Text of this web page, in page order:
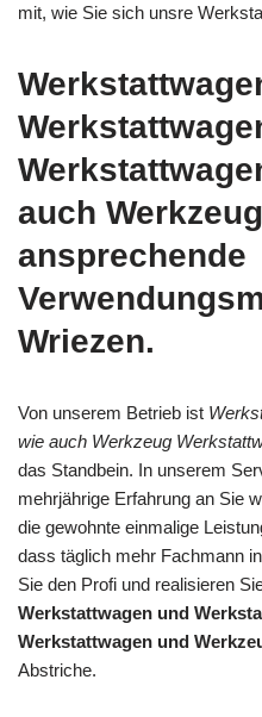
mit, wie Sie sich unsre
auch
ansprechende
Wriezen.
Von unserem Betrieb ist
wie auch Werkzeug
das Standbein. In unserem
mehrjährige Erfahrung an Sie
die gewohnte einmalige
dass täglich mehr Fachmann
Sie den Profi und realisieren
Werkstattwagen und
Werkstattwagen und
Abstriche.